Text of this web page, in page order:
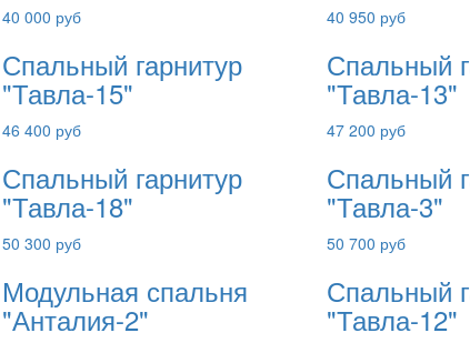
40 000 руб 40 950 руб
Спальный гарнитур
"Тавла-15"
46 400 руб
Спальный
"Тавла-13"
47 200 руб
Спальный гарнитур
"Тавла-18"
50 300 руб
Спальный
"Тавла-3"
50 700 руб
Модульная спальня
"Анталия-2"
Спальный
"Тавла-12"